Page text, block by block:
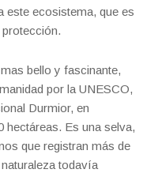
este ecosistema, que es
bello y fascinante,
por la UNESCO,
Durmior, en
hectáreas. Es una selva,
que registran más de
todavía